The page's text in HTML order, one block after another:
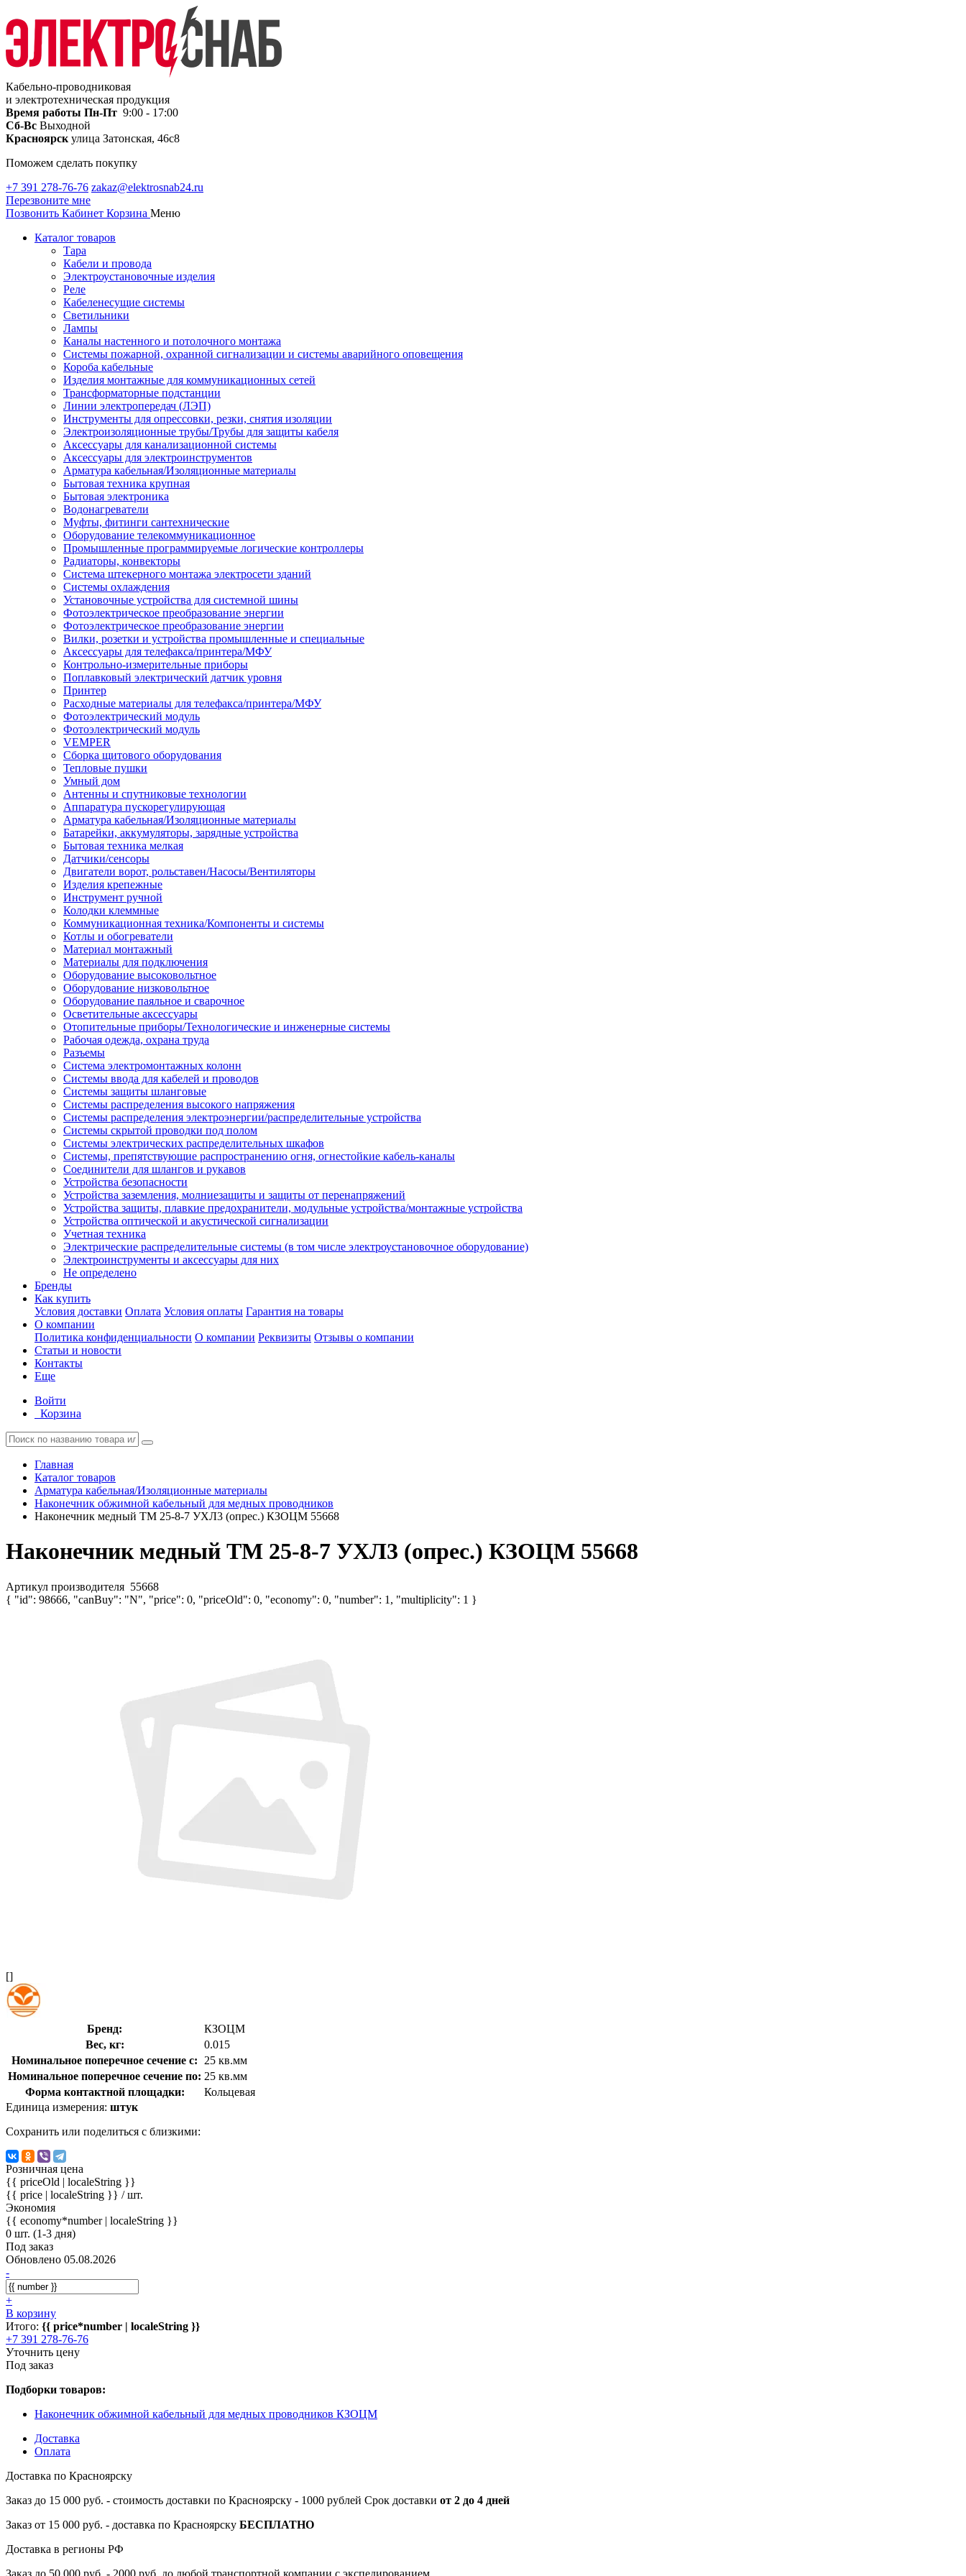
Кабельно-проводниковая
и электротехническая продукция
Время работы Пн-Пт 9:00 - 17:00
Сб-Вс Выходной
Красноярск улица Затонская, 46с8
Поможем сделать покупку
+7 391 278-76-76 zakaz@elektrosnab24.ru
Перезвоните мне
Позвонить Кабинет Корзина Меню
Каталог товаров
Тара
Кабели и провода
Электроустановочные изделия
Реле
Кабеленесущие системы
Светильники
Лампы
Каналы настенного и потолочного монтажа
Системы пожарной, охранной сигнализации и системы аварийного оповещения
Короба кабельные
Изделия монтажные для коммуникационных сетей
Трансформаторные подстанции
Линии электропередач (ЛЭП)
Инструменты для опрессовки, резки, снятия изоляции
Электроизоляционные трубы/Трубы для защиты кабеля
Аксессуары для канализационной системы
Аксессуары для электроинструментов
Арматура кабельная/Изоляционные материалы
Бытовая техника крупная
Бытовая электроника
Водонагреватели
Муфты, фитинги сантехнические
Оборудование телекоммуникационное
Промышленные программируемые логические контроллеры
Радиаторы, конвекторы
Система штекерного монтажа электросети зданий
Системы охлаждения
Установочные устройства для системной шины
Фотоэлектрическое преобразование энергии
Фотоэлектрическое преобразование энергии
Вилки, розетки и устройства промышленные и специальные
Аксессуары для телефакса/принтера/МФУ
Контрольно-измерительные приборы
Поплавковый электрический датчик уровня
Принтер
Расходные материалы для телефакса/принтера/МФУ
Фотоэлектрический модуль
Фотоэлектрический модуль
VEMPER
Сборка щитового оборудования
Тепловые пушки
Умный дом
Антенны и спутниковые технологии
Аппаратура пускорегулирующая
Арматура кабельная/Изоляционные материалы
Батарейки, аккумуляторы, зарядные устройства
Бытовая техника мелкая
Датчики/сенсоры
Двигатели ворот, рольставен/Насосы/Вентиляторы
Изделия крепежные
Инструмент ручной
Колодки клеммные
Коммуникационная техника/Компоненты и системы
Котлы и обогреватели
Материал монтажный
Материалы для подключения
Оборудование высоковольтное
Оборудование низковольтное
Оборудование паяльное и сварочное
Осветительные аксессуары
Отопительные приборы/Технологические и инженерные системы
Рабочая одежда, охрана труда
Разъемы
Система электромонтажных колонн
Системы ввода для кабелей и проводов
Системы защиты шланговые
Системы распределения высокого напряжения
Системы распределения электроэнергии/распределительные устройства
Системы скрытой проводки под полом
Системы электрических распределительных шкафов
Системы, препятствующие распространению огня, огнестойкие кабель-каналы
Соединители для шлангов и рукавов
Устройства безопасности
Устройства заземления, молниезащиты и защиты от перенапряжений
Устройства защиты, плавкие предохранители, модульные устройства/монтажные устройства
Устройства оптической и акустической сигнализации
Учетная техника
Электрические распределительные системы (в том числе электроустановочное оборудование)
Электроинструменты и аксессуары для них
Не определено
Бренды
Как купить
Условия доставки Оплата Условия оплаты Гарантия на товары
О компании
Политика конфиденциальности О компании Реквизиты Отзывы о компании
Статьи и новости
Контакты
Еще
Войти
Корзина
Главная
Каталог товаров
Арматура кабельная/Изоляционные материалы
Наконечник обжимной кабельный для медных проводников
Наконечник медный ТМ 25-8-7 УХЛ3 (опрес.) КЗОЦМ 55668
Наконечник медный ТМ 25-8-7 УХЛ3 (опрес.) КЗОЦМ 55668
Артикул производителя 55668
{ "id": 98666, "canBuy": "N", "price": 0, "priceOld": 0, "economy": 0, "number": 1, "multiplicity": 1 }
[]
Бренд:
КЗОЦМ
Вес, кг:
0.015
Номинальное поперечное сечение с:
25 кв.мм
Номинальное поперечное сечение по: 25 кв.мм
Форма контактной площадки:
Кольцевая
Единица измерения: штук
Сохранить или поделиться с близкими:
Розничная цена
{{ priceOld | localeString }}
{{ price | localeString }} / шт.
Экономия
{{ economy*number | localeString }}
0 шт. (1-3 дня)
Под заказ
Обновлено 05.08.2026
-
+
В корзину
Итого: {{ price*number | localeString }}
+7 391 278-76-76
Уточнить цену
Под заказ
Подборки товаров:
Наконечник обжимной кабельный для медных проводников КЗОЦМ
Доставка
Оплата
Доставка по Красноярску
Заказ до 15 000 руб. - стоимость доставки по Красноярску - 1000 рублей Срок доставки от 2 до 4 дней
Заказ от 15 000 руб. - доставка по Красноярску БЕСПЛАТНО
Доставка в регионы РФ
Заказ до 50 000 руб. - 2000 руб. до любой транспортной компании с экспедированием